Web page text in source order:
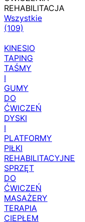
REHABILITACJA
Wszystkie
(109)
KINESIO
TAPING
TAŚMY
I
GUMY
DO
ĆWICZEŃ
DYSKI
I
PLATFORMY
PIŁKI
REHABILITACYJNE
SPRZĘT
DO
ĆWICZEŃ
MASAŻERY
TERAPIA
CIEPŁEM